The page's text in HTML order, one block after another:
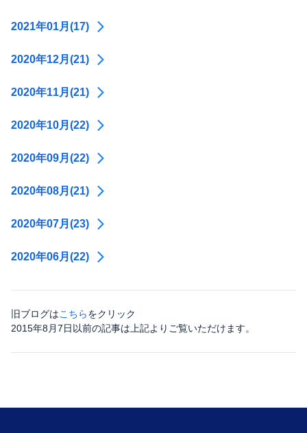
2021年01月(17)
2020年12月(21)
2020年11月(21)
2020年10月(22)
2020年09月(22)
2020年08月(21)
2020年07月(23)
2020年06月(22)
旧ブログはこちらをクリック
2015年8月7日以前の記事は上記よりご覧いただけます。